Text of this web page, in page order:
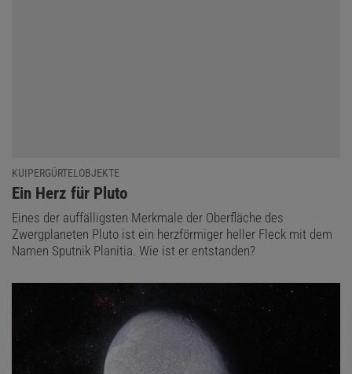
KUIPERGÜRTELOBJEKTE
:Ein Herz für Pluto
Eines der auffälligsten Merkmale der Oberfläche des
Zwergplaneten Pluto ist ein herzförmiger heller Fleck mit dem
Namen Sputnik Planitia. Wie ist er entstanden?